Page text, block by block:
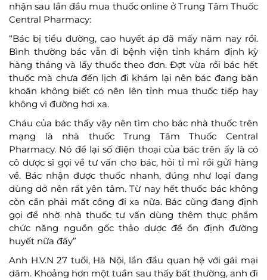
nhận sau lần đầu mua thuốc online ở Trung Tâm Thuốc
Central Pharmacy:
“Bác bị tiểu đường, cao huyết áp đã mấy năm nay rồi.
Bình thường bác vẫn đi bệnh viện tỉnh khám định kỳ
hàng tháng và lấy thuốc theo đơn. Đợt vừa rồi bác hết
thuốc mà chưa đến lịch đi khám lại nên bác đang băn
khoăn không biết có nên lên tỉnh mua thuốc tiếp hay
không vì đường hơi xa.
Cháu của bác thấy vậy nên tìm cho bác nhà thuốc trên
mạng là nhà thuốc Trung Tâm Thuốc Central
Pharmacy. Nó để lại số điện thoại của bác trên ấy là có
cô dược sĩ gọi về tư vấn cho bác, hỏi tỉ mỉ rồi gửi hàng
về. Bác nhận được thuốc nhanh, đúng như loại đang
dùng dở nên rất yên tâm. Từ nay hết thuốc bác không
còn cần phải mất công đi xa nữa. Bác cũng đang định
gọi để nhờ nhà thuốc tư vấn dùng thêm thực phẩm
chức năng nguồn gốc thảo dược để ổn định đường
huyết nữa đấy”
Anh H.V.N 27 tuổi, Hà Nội, lần đầu quan hệ với gái mại
dâm. Khoảng hơn một tuần sau thấy bất thường, anh đi